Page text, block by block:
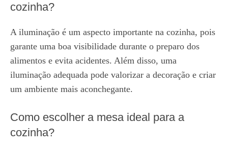
cozinha?
A iluminação é um aspecto importante na cozinha, pois
garante uma boa visibilidade durante o preparo dos
alimentos e evita acidentes. Além disso, uma
iluminação adequada pode valorizar a decoração e criar
um ambiente mais aconchegante.
Como escolher a mesa ideal para a
cozinha?